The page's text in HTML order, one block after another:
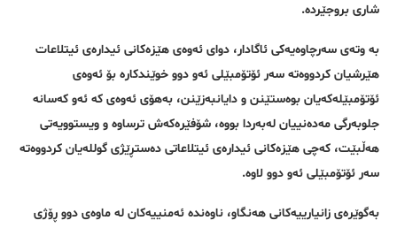
شاری بروجێردە.
بە وتەی سەرچاوەیەکی ئاگادار، دوای ئەوەی هێزەکانی ئیدارەی ئیتلاعات
هێرشیان کردووەتە سەر ئۆتۆمبێلی ئەو دوو خوێندکارە بۆ ئەوەی
ئۆتۆمبێلەکەیان بوەستێنن و دایانبەزێنن، بەهۆی ئەوەی کە ئەو کەسانە
جلوبەرگی مەدەنییان لەبەردا بووە، شۆفێرەکەش ترساوە و ویستوویەتی
هەڵبێت، کەچی هێزەکانی ئیدارەی ئیتلاعاتی دەستڕێژی گوللەیان کردووەتە
سەر ئۆتۆمبێلی ئەو دوو لاوە.
بەگوێرەی زانیارییەکانی هەنگاو، ناوەندە ئەمنییەکان لە ماوەی دوو ڕۆژی